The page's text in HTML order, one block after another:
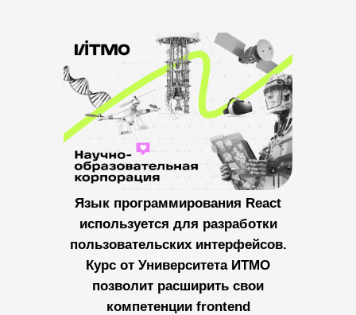
Язык программирования React
используется для разработки
пользовательских интерфейсов.
Курс от Университета ИТМО
позволит расширить свои
компетенции frontend